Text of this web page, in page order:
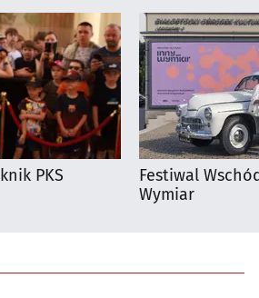
PKS
Festiwal
Wymiar